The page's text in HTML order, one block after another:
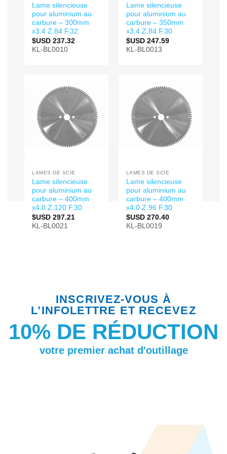
Lame silencieuse
pour aluminium au
carbure – 300mm
x3.4 Z.84 F.32
$USD 237.32
KL-BL0010
Lame silencieuse
pour aluminium au
carbure – 350mm
x3.4 Z.84 F.30
$USD247.59
KL-BL0013
LAMES DE SCIE
Lame silencieuse
pour aluminium au
carbure – 400mm
x4.0 Z.120 F.30
$USD 297.21
KL-BL0021
LAMES DE SCIE
Lame silencieuse
pour aluminium au
carbure – 400mm
x4.0 Z.96 F.30
$USD270.40
KL-BL0019
INSCRIVEZ-VOUS À
L’INFOLETTRE ET RECEVEZ
10% DE RÉDUCTION
votre premier achat d'outillage